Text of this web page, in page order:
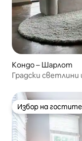
Кондо – Шарлот
Градски
Избор на гостите
Избор на гостите